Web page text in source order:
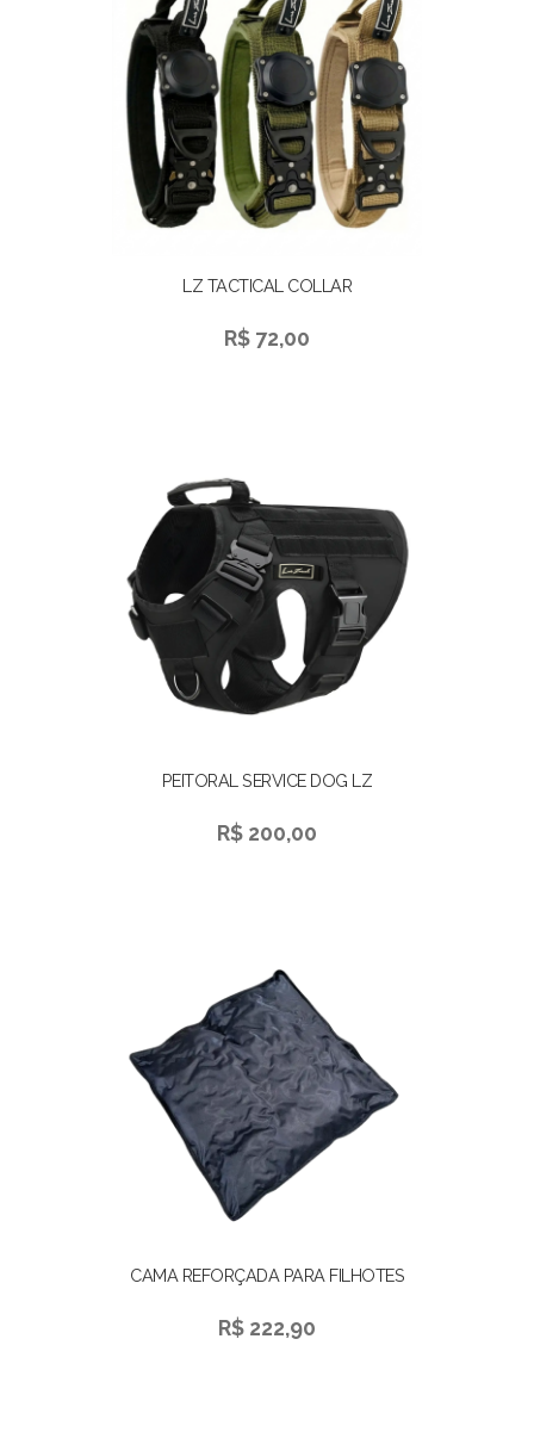
LZ TACTICAL COLLAR
R$ 72,00
PEITORAL SERVICE DOG LZ
R$ 200,00
CAMA REFORÇADA PARA FILHOTES
R$ 222,90